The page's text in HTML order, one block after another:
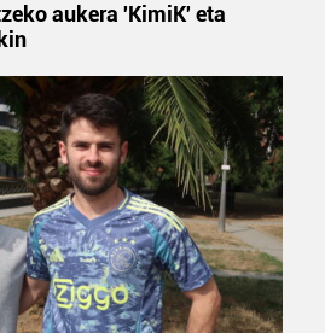
ustez zein helburutarako
prozesatzeko moduari
eta ezarri zure lehentasunak
unetan alda edo ken dezakezu
adierazpenean.
propioak eta hirugarrenen cookie-
Zure esperientzia eta
aukera 'KimiK' eta